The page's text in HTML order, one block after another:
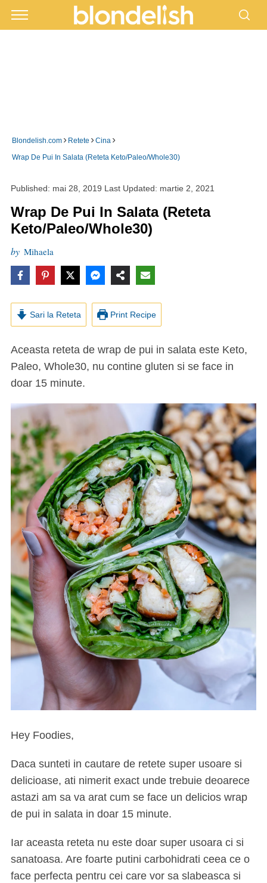
Blondelish.com › Retete ›Cina ›
Wrap De Pui In Salata (Reteta Keto/Paleo/Whole30)
Published: mai 28, 2019 Last Updated: martie 2, 2021
Wrap De Pui In Salata (Reteta
Keto/Paleo/Whole30)
by Mihaela
Sari la Reteta Print Recipe
Aceasta reteta de wrap de pui in salata este Keto,
Paleo, Whole30, nu contine gluten si se face in
doar 15 minute.
Hey Foodies,
Daca sunteti in cautare de retete super usoare si
delicioase, ati nimerit exact unde trebuie deoarece
astazi am sa va arat cum se face un delicios wrap
de pui in salata in doar 15 minute.
Iar aceasta reteta nu este doar super usoara ci si
sanatoasa. Are foarte putini carbohidrati ceea ce o
face perfecta pentru cei care vor sa slabeasca si